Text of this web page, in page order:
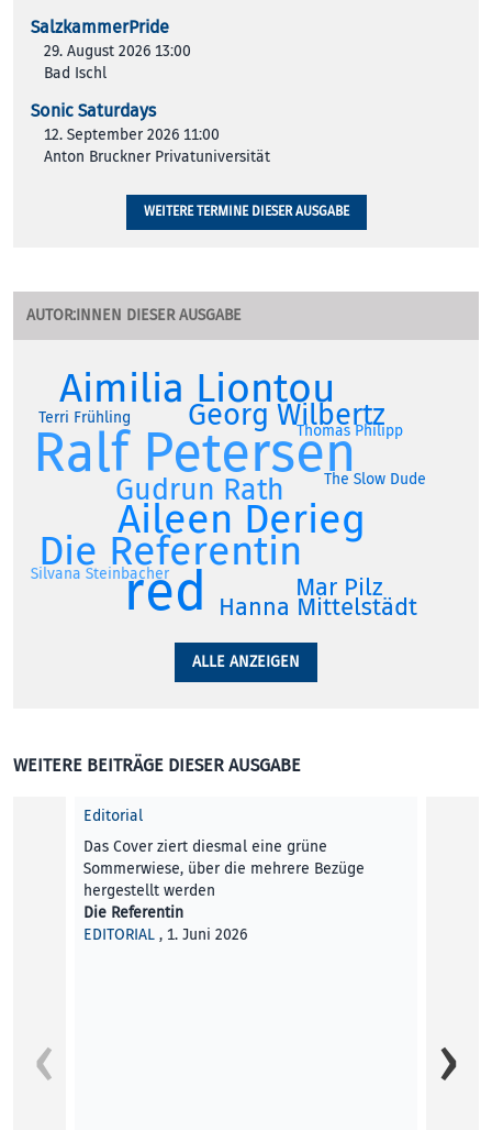
SalzkammerPride
29. August 2026 13:00
Bad Ischl
Sonic Saturdays
12. September 2026 11:00
Anton Bruckner Privatuniversität
WEITERE TERMINE DIESER AUSGABE
AUTOR:INNEN DIESER AUSGABE
Ralf Petersen
red
Aileen Derieg
Aimilia Liontou
Die Referentin
Georg Wilbertz
Gudrun Rath
Hanna Mittelstädt
Mar Pilz
Silvana Steinbacher
Terri Frühling
The Slow Dude
Thomas Philipp
ALLE ANZEIGEN
WEITERE BEITRÄGE DIESER AUSGABE
Editorial
Das Cover ziert diesmal eine grüne
Sommerwiese, über die mehrere Bezüge
hergestellt werden
Die Referentin
EDITORIAL , 1. Juni 2026
Im